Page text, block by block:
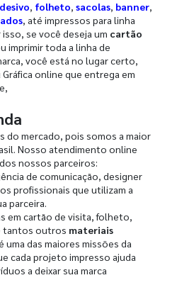
, folheto, sacolas, banner,
, até impressos para linha
se você deseja um cartão
imprimir toda a linha de
você está no lugar certo,
Gráfica online que entrega em
do mercado, pois somos a maior
Nosso atendimento online
nossos parceiros:
de comunicação, designer
profissionais que utilizam a
parceira.
em cartão de visita, folheto,
tantos outros materiais
uma das maiores missões da
cada projeto impresso ajuda
a deixar sua marca